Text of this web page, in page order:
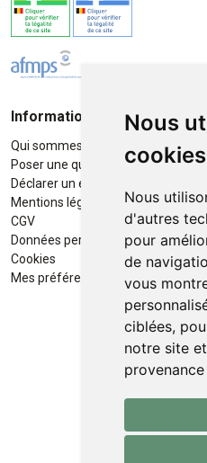
Nous
cookies
Nous
d'autres
pour
de
vous
ciblées,
notre site
Informations
Qui sommes-nous ?
Poser une question
Déclarer un effet indésirable
Mentions légales
CGV
Données personnelles
Cookies
Mes préférences Cookies